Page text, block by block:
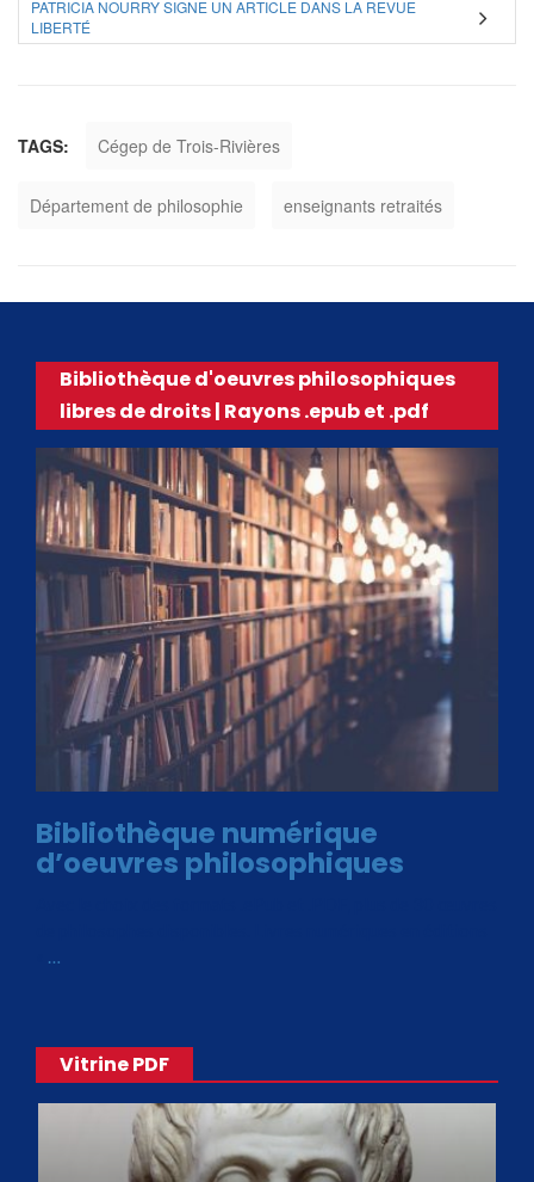
PATRICIA NOURRY SIGNE UN ARTICLE DANS LA REVUE
LIBERTÉ
TAGS: Cégep de Trois-Rivières
Département de philosophie enseignants retraités
Bibliothèque d'oeuvres philosophiques
libres de droits | Rayons .epub et .pdf
Bibliothèque numérique
d’oeuvres philosophiques
…
Vitrine PDF